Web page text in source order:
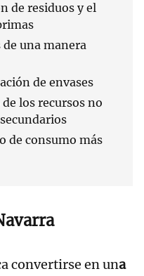
de residuos y el
una manera
de envases
los recursos no
de consumo más
convertirse en una